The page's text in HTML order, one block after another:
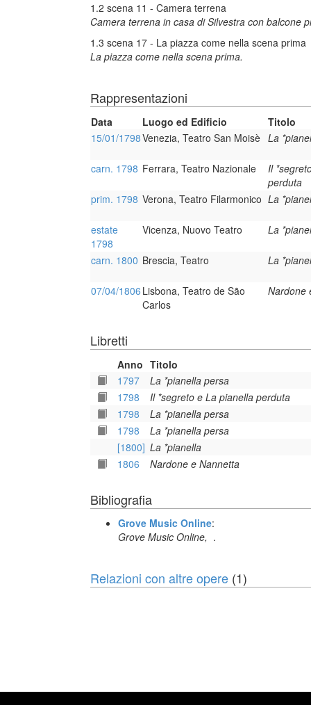
1.2 scena 11 - Camera terrena
Camera terrena in casa di Silvestra con balcone
1.3 scena 17 - La piazza come nella scena prima
La piazza come nella scena prima.
Rappresentazioni
Data Luogo ed Edificio
Titolo
15/01/1798Venezia, Teatro San Moisè La
carn. 1798 Ferrara, Teatro Nazionale
Il
perduta
prim. 1798 Verona, Teatro Filarmonico La
estate
1798
Vicenza, Nuovo Teatro La
carn. 1800 Brescia, Teatro La
07/04/1806 Lisbona, Teatro de São
Carlos
Nardone
Libretti
Anno Titolo
1797
La *pianella persa
1798
Il *segreto e La pianella perduta
1798
La *pianella persa
1798
La *pianella persa
[1800] La *pianella
1806
Nardone e Nannetta
Bibliografia
Grove Music Online:
Grove Music Online, .
Relazioni con altre opere (1)